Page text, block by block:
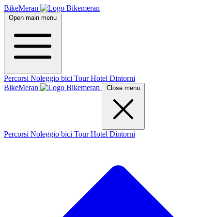
BikeMeran
Open main menu
Percorsi Noleggio bici TourHotel Dintorni
BikeMeran
Close menu
Percorsi Noleggio bici TourHotel Dintorni